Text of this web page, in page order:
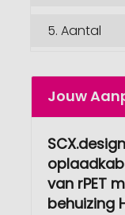
5. Aantal
Jouw
van rPET
behuizing